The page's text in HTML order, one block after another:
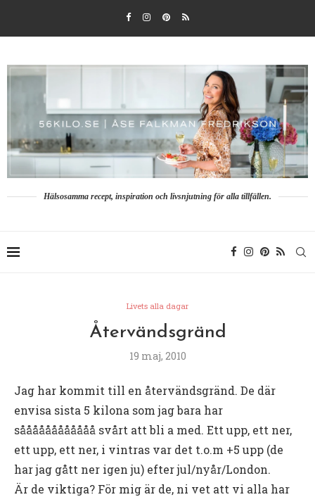
Hälsosamma recept, inspiration och livsnjutning för alla tillfällen.
Livets alla dagar
Återvändsgränd
19 maj, 2010
Jag har kommit till en återvändsgränd. De där
envisa sista 5 kilona som jag bara har
såååååååååååå svårt att bli a med. Ett upp, ett ner,
ett upp, ett ner, i vintras var det t.o.m +5 upp (de
har jag gått ner igen ju) efter jul/nyår/London.
Är de viktiga? För mig är de, ni vet att vi alla har